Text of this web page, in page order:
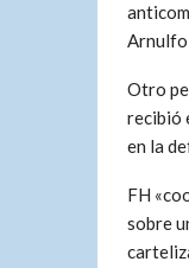
Arnulfo
Otro
recibió
en la
FH
sobre